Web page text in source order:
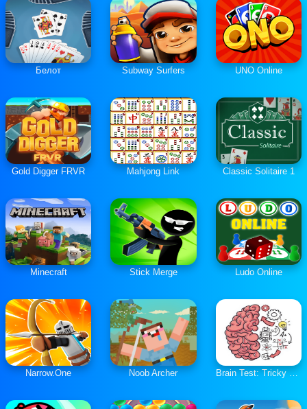
Белот Subway Surfers UNO Online
Gold Digger FRVR Mahjong Link Classic Solitaire 1
Minecraft Stick Merge Ludo Online
Narrow.One Noob Archer Brain Test: Tricky Puzzles